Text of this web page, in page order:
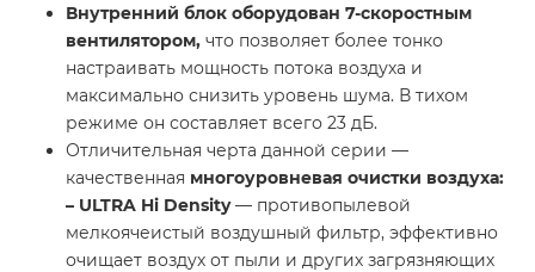
Внутренний блок оборудован 7-скоростным
вентилятором, что позволяет более тонко
настраивать мощность потока воздуха и
максимально снизить уровень шума. В тихом
режиме он составляет всего 23 дБ.
Отличительная черта данной серии —
качественная многоуровневая очистки воздуха:
– ULTRA Hi Density— противопылевой
мелкоячеистый воздушный фильтр, эффективно
очищает воздух от пыли и других загрязняющих